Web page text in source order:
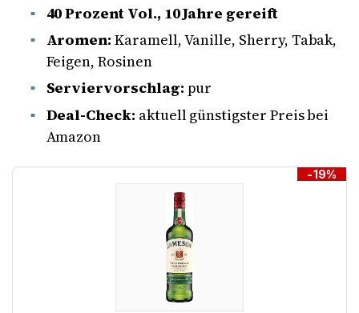
40 Prozent Vol., 10 Jahre gereift
Aromen: Karamell, Vanille, Sherry, Tabak,
Feigen, Rosinen
Serviervorschlag: pur
Deal-Check: aktuell günstigster Preis bei
Amazon
-19%